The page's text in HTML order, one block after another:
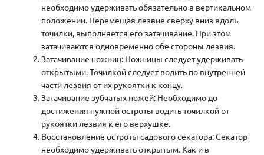
необходимо удерживать обязательно в вертикальном
положении. Перемещая лезвие сверху вниз вдоль
точилки, выполняется его затачивание. При этом
затачиваются одновременно обе стороны лезвия.
Затачивание ножниц: Ножницы следует удерживать
открытыми. Точилкой следует водить по внутренней
части лезвия от их рукоятки к концу.
Затачивание зубчатых ножей: Необходимо до
достижения нужной остроты водить точилкой от
рукоятки лезвия к его верхушке.
Восстановление остроты садового секатора: Секатор
необходимо удерживать открытым. Как и в